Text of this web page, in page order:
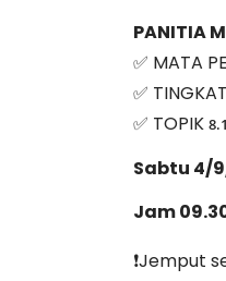
PANITIA
✅ MATA
✅
✅ TOPIK
Sabtu 4/
Jam
❗️Jemput